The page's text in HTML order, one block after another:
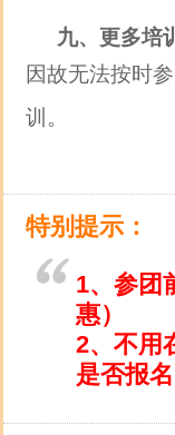
九、更多培
因故无法按时
训。
特别提示：
1、参团
惠）
2、不用
是否报名.